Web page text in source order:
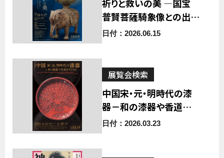
祈りと救いの美 ―国宝
普賢菩薩騎象像との出会
い
日付：2026.06.15
展覧会検索
中国宋・元・明時代の漆
器－和の漆器や香道具と
ともに
日付：2026.03.23